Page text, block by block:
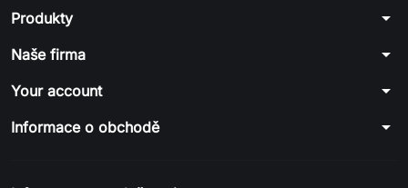
Produkty arrow_drop_down
Naše firma arrow_drop_down
Your account arrow_drop_down
Informace o obchodě arrow_drop_down